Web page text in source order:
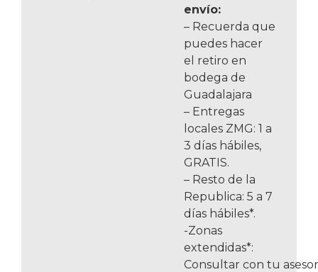
envío:
– Recuerda que
puedes hacer
el retiro en
bodega de
Guadalajara
– Entregas
locales ZMG: 1 a
3 días hábiles,
GRATIS.
– Resto de la
Republica: 5 a 7
días hábiles*.
-Zonas
extendidas*:
Consultar con tu